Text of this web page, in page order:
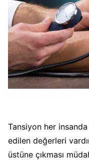
Tansiyon her
edilen değerleri
üstüne çıkması